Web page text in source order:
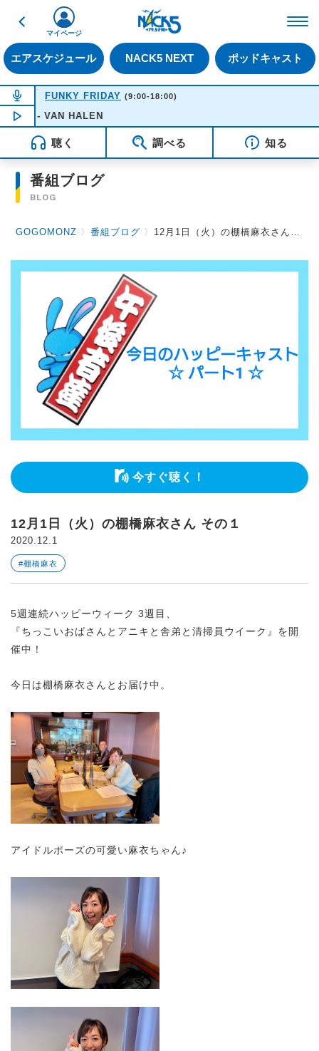
戻る
エアスケジュール NACK5 NEXT ポッドキャスト
マイページ
NOW ON AIR
FUNKY FRIDAY (9:00-18:00)
NOW PLAYING
- VAN HALEN
聴く 調べる 知る
番組ブログ
BLOG
GOGOMONZ 〉番組ブログ 〉 12月1日（火）の棚橋麻衣さん その１
今すぐ聴く！
12月1日（火）の棚橋麻衣さん その１
2020.12.1
#棚橋麻衣
5週連続ハッピーウィーク 3週目、
『ちっこいおばさんとアニキと舎弟と清掃員ウイーク』を開
催中！
今日は棚橋麻衣さんとお届け中。
アイドルポーズの可愛い麻衣ちゃん♪